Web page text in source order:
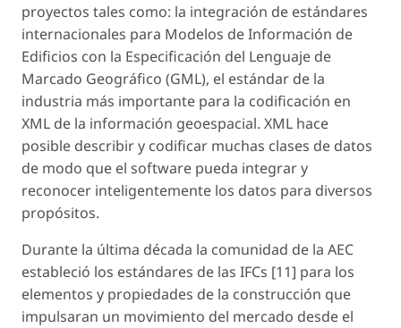
proyectos tales como: la integración de estándares
internacionales para Modelos de Información de
Edificios con la Especificación del Lenguaje de
Marcado Geográfico (GML), el estándar de la
industria más importante para la codificación en
XML de la información geoespacial. XML hace
posible describir y codificar muchas clases de datos
de modo que el software pueda integrar y
reconocer inteligentemente los datos para diversos
propósitos.
Durante la última década la comunidad de la AEC
estableció los estándares de las IFCs [11] para los
elementos y propiedades de la construcción que
impulsaran un movimiento del mercado desde el